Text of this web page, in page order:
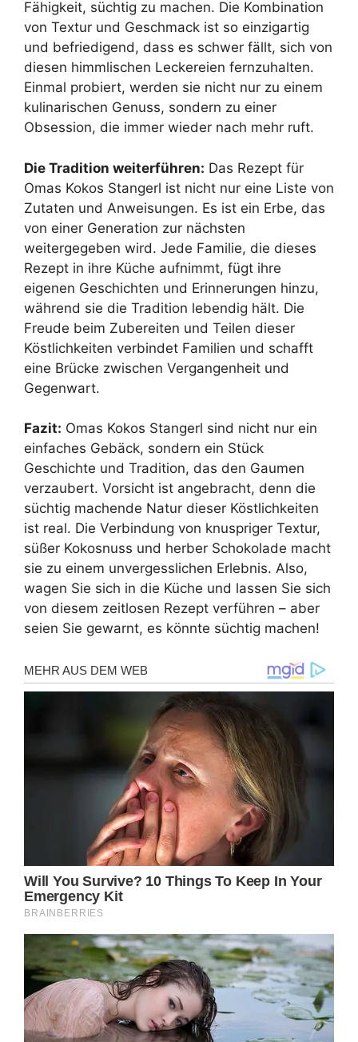
Fähigkeit, süchtig zu machen. Die Kombination
von Textur und Geschmack ist so einzigartig
und befriedigend, dass es schwer fällt, sich von
diesen himmlischen Leckereien fernzuhalten.
Einmal probiert, werden sie nicht nur zu einem
kulinarischen Genuss, sondern zu einer
Obsession, die immer wieder nach mehr ruft.
Die Tradition weiterführen: Das Rezept für
Omas Kokos Stangerl ist nicht nur eine Liste von
Zutaten und Anweisungen. Es ist ein Erbe, das
von einer Generation zur nächsten
weitergegeben wird. Jede Familie, die dieses
Rezept in ihre Küche aufnimmt, fügt ihre
eigenen Geschichten und Erinnerungen hinzu,
während sie die Tradition lebendig hält. Die
Freude beim Zubereiten und Teilen dieser
Köstlichkeiten verbindet Familien und schafft
eine Brücke zwischen Vergangenheit und
Gegenwart.
Fazit: Omas Kokos Stangerl sind nicht nur ein
einfaches Gebäck, sondern ein Stück
Geschichte und Tradition, das den Gaumen
verzaubert. Vorsicht ist angebracht, denn die
süchtig machende Natur dieser Köstlichkeiten
ist real. Die Verbindung von knuspriger Textur,
süßer Kokosnuss und herber Schokolade macht
sie zu einem unvergesslichen Erlebnis. Also,
wagen Sie sich in die Küche und lassen Sie sich
von diesem zeitlosen Rezept verführen – aber
seien Sie gewarnt, es könnte süchtig machen!